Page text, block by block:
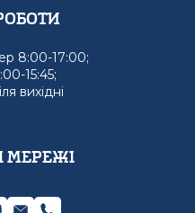
8:00-17:00;
15:45;
вихідні
мережі